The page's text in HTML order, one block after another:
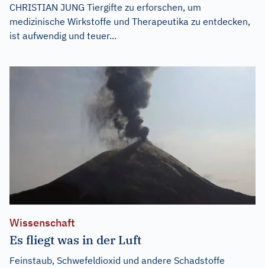
CHRISTIAN JUNG Tiergifte zu erforschen, um
medizinische Wirkstoffe und Therapeutika zu entdecken,
ist aufwendig und teuer...
Wissenschaft
Es fliegt was in der Luft
Feinstaub, Schwefeldioxid und andere Schadstoffe